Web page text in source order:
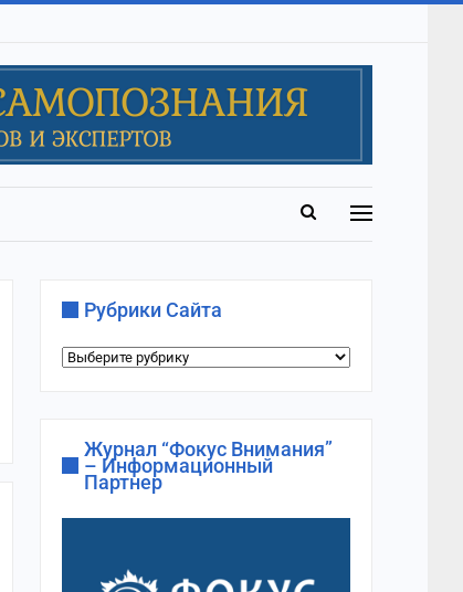
Рубрики Сайта
Рубрики
Журнал “Фокус Внимания”
– Информационный
Партнер